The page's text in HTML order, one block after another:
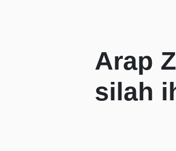
Arap
silah